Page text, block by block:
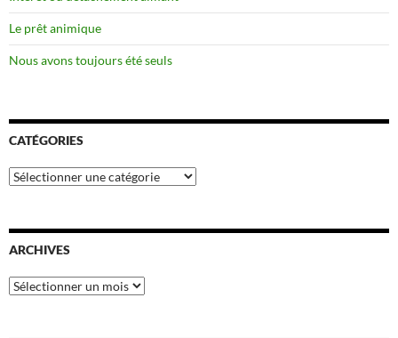
Le prêt animique
Nous avons toujours été seuls
CATÉGORIES
Catégories
ARCHIVES
Archives